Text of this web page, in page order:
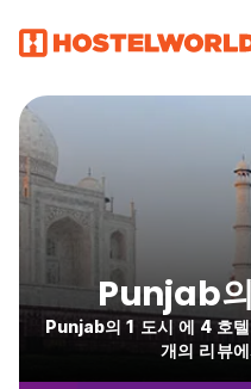
Punjab
Punjab의 1 도시 에 4 호
개의 리뷰